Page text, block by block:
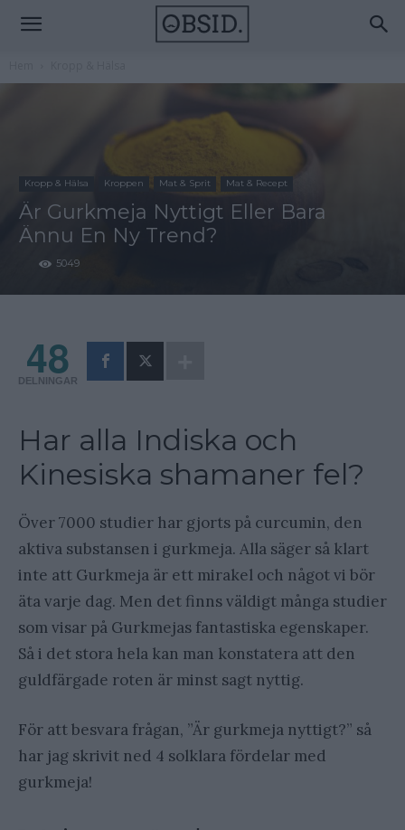
Kropp & Hälsa Kroppen Mat & Sprit Mat & Recept
Är Gurkmeja Nyttigt Eller Bara
Ännu En Ny Trend?
5049
48
DELNINGAR
Har alla Indiska och
Kinesiska shamaner fel?
Över 7000 studier har gjorts på curcumin, den
aktiva substansen i gurkmeja. Alla säger så klart
inte att Gurkmeja är ett mirakel och något vi bör
äta varje dag. Men det finns väldigt många studier
som visar på Gurkmejas fantastiska egenskaper.
Så i det stora hela kan man konstatera att den
guldfärgade roten är minst sagt nyttig.
För att besvara frågan, ”Är gurkmeja nyttigt?” så
har jag skrivit ned 4 solklara fördelar med
gurkmeja!